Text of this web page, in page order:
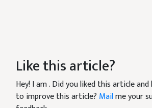
Like this article?
Hey! I am. Did you liked this article
to improve this article? Mailme your